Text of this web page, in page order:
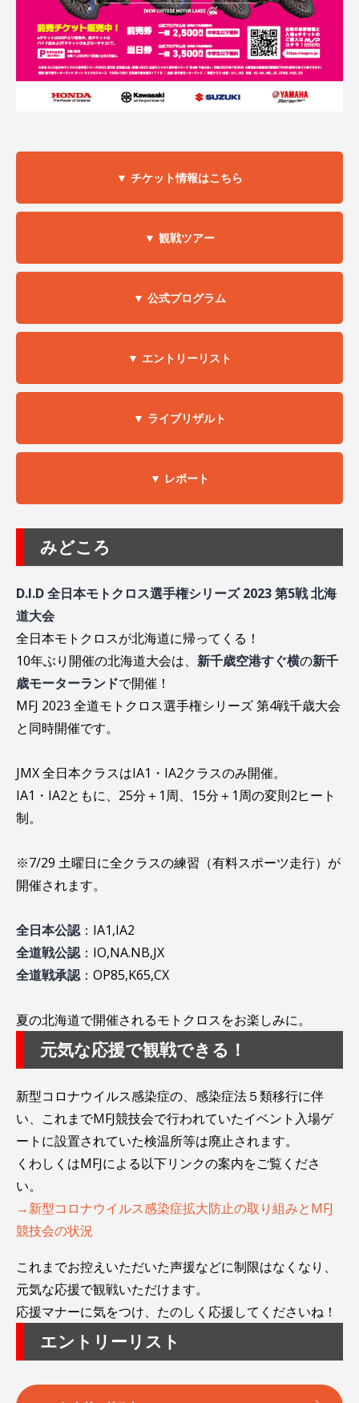
▼ チケット情報はこちら
▼ 観戦ツアー
▼ 公式プログラム
▼ エントリーリスト
▼ ライブリザルト
▼ レポート
みどころ
D.I.D 全日本モトクロス選手権シリーズ 2023 第5戦 北海
道大会
全日本モトクロスが北海道に帰ってくる！
10年ぶり開催の北海道大会は、 新千歳空港すぐ横の新千
歳モーターランドで開催！
MFJ 2023 全道モトクロス選手権シリーズ 第4戦千歳大会
と同時開催です。
JMX 全日本クラスはIA1・IA2クラスのみ開催。
IA1・IA2ともに、25分＋1周、15分＋1周の変則2ヒート
制。
※7/29 土曜日に全クラスの練習（有料スポーツ走行）が
開催されます。
全日本公認：IA1,IA2
全道戦公認：IO,NA.NB,JX
全道戦承認：OP85,K65,CX
夏の北海道で開催されるモトクロスをお楽しみに。
元気な応援で観戦できる！
新型コロナウイルス感染症の、感染症法５類移行に伴
い、これまでMFJ競技会で行われていたイベント入場ゲ
ートに設置されていた検温所等は廃止されます。
くわしくはMFJによる以下リンクの案内をご覧くださ
い。
→新型コロナウイルス感染症拡大防止の取り組みとMFJ
競技会の状況
これまでお控えいただいた声援などに制限はなくなり、
元気な応援で観戦いただけます。
応援マナーに気をつけ、たのしく応援してくださいね！
エントリーリスト